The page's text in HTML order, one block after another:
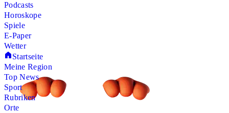
Podcasts
Horoskope
Spiele
E-Paper
Wetter
Startseite
Meine Region
Top News
Sport
Rubriken
Orte